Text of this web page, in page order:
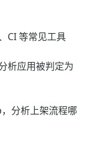
CI 等常见工具
析应用被判定为
分析上架流程哪